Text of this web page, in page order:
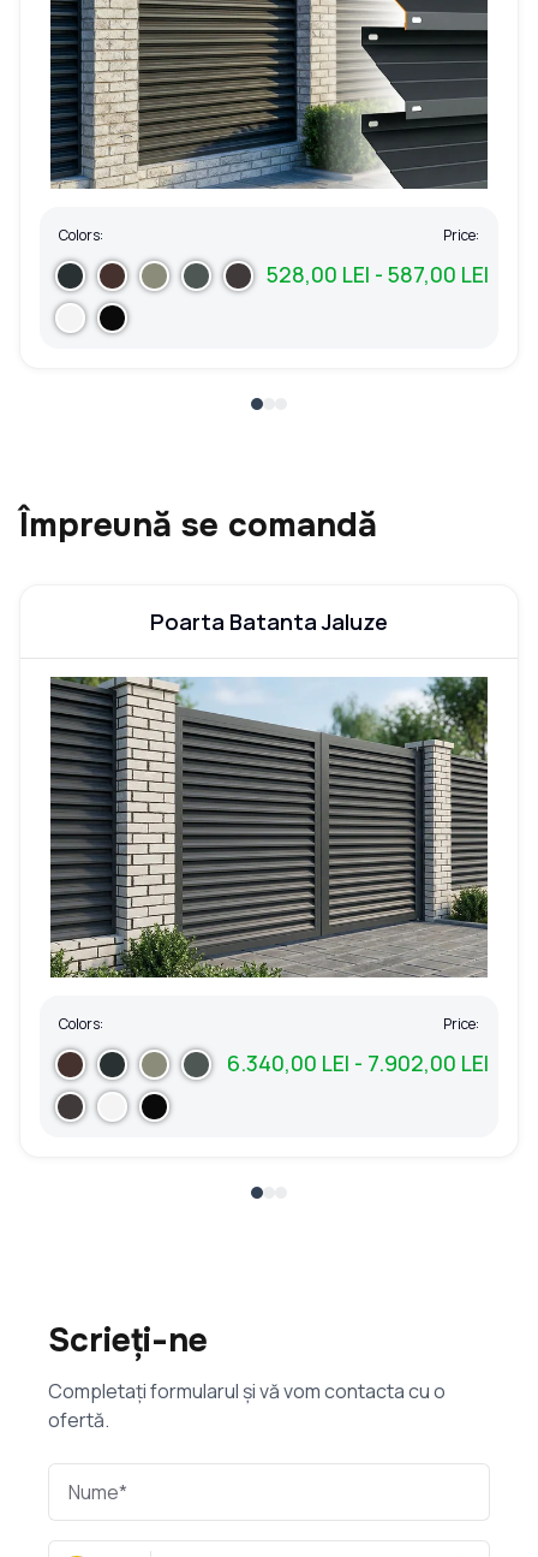
Colors: Price:
528,00 LEI - 587,00 LEI
Împreună se comandă
Poarta Batanta Jaluze
Colors: Price:
6.340,00 LEI - 7.902,00 LEI
Scrieți-ne
Completați formularul și vă vom contacta cu o
ofertă.